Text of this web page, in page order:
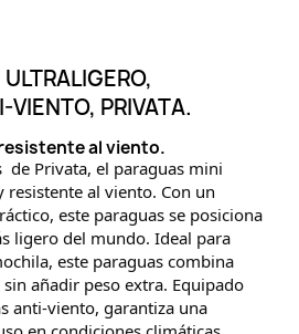
VIENTO, PRIVATA.
al viento.
de Privata, el paraguas mini
al viento. Con un
este paraguas se posiciona
ligero del mundo. Ideal para
este paraguas combina
añadir peso extra. Equipado
anti-viento, garantiza una